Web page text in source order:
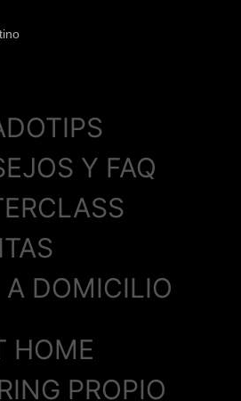
Y FAQ
A DOMICILIO
HOME
PROPIO